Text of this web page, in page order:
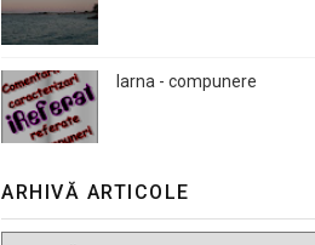
Iarna - compunere
ARHIVĂ ARTICOLE